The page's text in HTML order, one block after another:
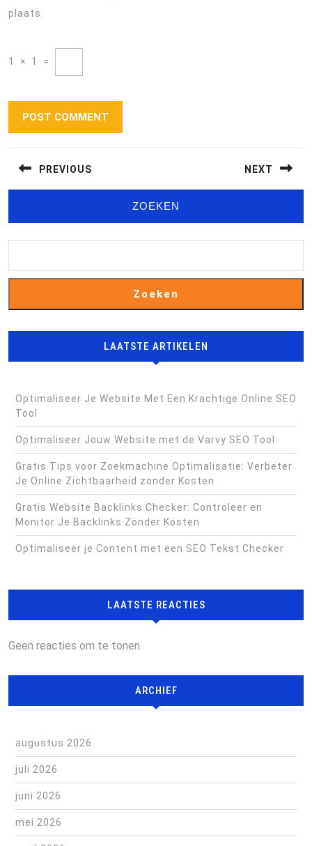
plaats.
1 × 1 =
PREVIOUS NEXT
ZOEKEN
Zoeken
LAATSTE ARTIKELEN
Optimaliseer Je Website Met Een Krachtige Online SEO
Tool
Optimaliseer Jouw Website met de Varvy SEO Tool
Gratis Tips voor Zoekmachine Optimalisatie: Verbeter
Je Online Zichtbaarheid zonder Kosten
Gratis Website Backlinks Checker: Controleer en
Monitor Je Backlinks Zonder Kosten
Optimaliseer je Content met een SEO Tekst Checker
LAATSTE REACTIES
Geen reacties om te tonen.
ARCHIEF
augustus 2026
juli 2026
juni 2026
mei 2026